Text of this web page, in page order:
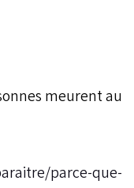
meurent au
parce-que-